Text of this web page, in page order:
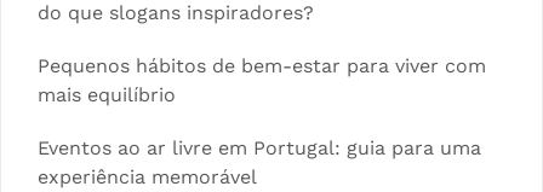
do que slogans inspiradores?
Pequenos hábitos de bem-estar para viver com
mais equilíbrio
Eventos ao ar livre em Portugal: guia para uma
experiência memorável